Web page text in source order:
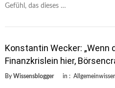
Gefühl, das dieses …
Konstantin Wecker: „Wenn
Finanzkrislein hier,
By Wissensblogger in :